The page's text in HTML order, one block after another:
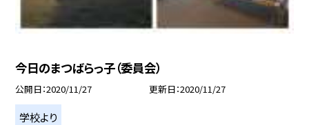
今日のまつばらっ子（委員会）
公開日 2020/11/27 更新日 2020/11/27
学校より